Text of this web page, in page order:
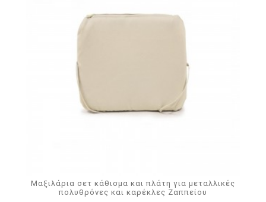
Μαξιλάρια σετ κάθισμα και πλάτη για μεταλλικές
πολυθρόνες και καρέκλες Ζαππείου